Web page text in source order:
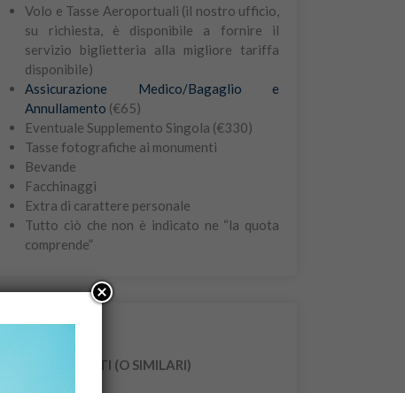
Volo e Tasse Aeroportuali (il nostro ufficio,
su richiesta, è disponibile a fornire il
servizio biglietteria alla migliore tariffa
disponibile)
Assicurazione Medico/Bagaglio e
Annullamento (€65)
Eventuale Supplemento Singola (€330)
Tasse fotografiche ai monumenti
Bevande
Facchinaggi
Extra di carattere personale
Tutto ciò che non è indicato ne “la quota
comprende”
Note
HOTEL PREVISTI (O SIMILARI)